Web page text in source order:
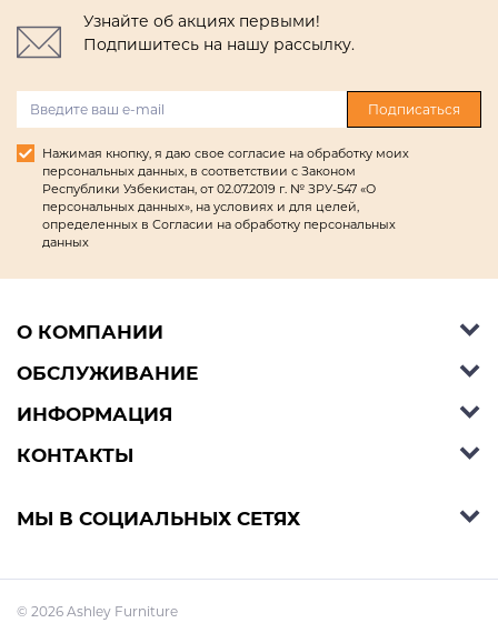
Узнайте об акциях первыми!
Подпишитесь на нашу рассылку.
Подписаться
Нажимая кнопку, я даю свое согласие на обработку моих
персональных данных, в соответствии с Законом
Республики Узбекистан, от 02.07.2019 г. № ЗРУ-547 «О
персональных данных», на условиях и для целей,
определенных в Согласии на обработку персональных
данных
О КОМПАНИИ
Об Ashley Furniture HomeStore
Контакты
ОБСЛУЖИВАНИЕ
Справочный центр
Способы оплаты
Оплата в рассрочку
ИНФОРМАЦИЯ
Блог
Политика конфиденциальности
КОНТАКТЫ
Телефон: +998 77 494 09 99
МЫ В СОЦИАЛЬНЫХ СЕТЯХ
© 2026 Ashley Furniture